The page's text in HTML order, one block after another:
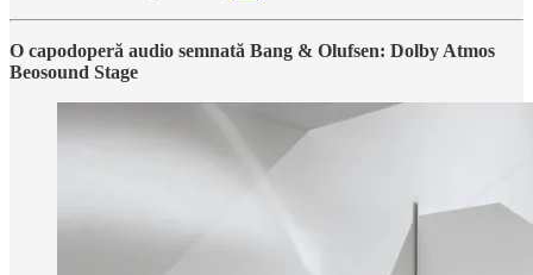
O capodoperă audio semnată Bang & Olufsen: Dolby Atmos
Beosound Stage